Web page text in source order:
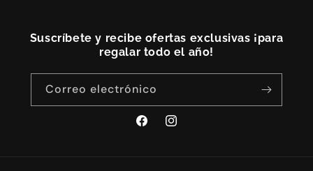
Suscríbete y recibe ofertas exclusivas ¡para
regalar todo el año!
Correo electrónico
FacebookInstagram